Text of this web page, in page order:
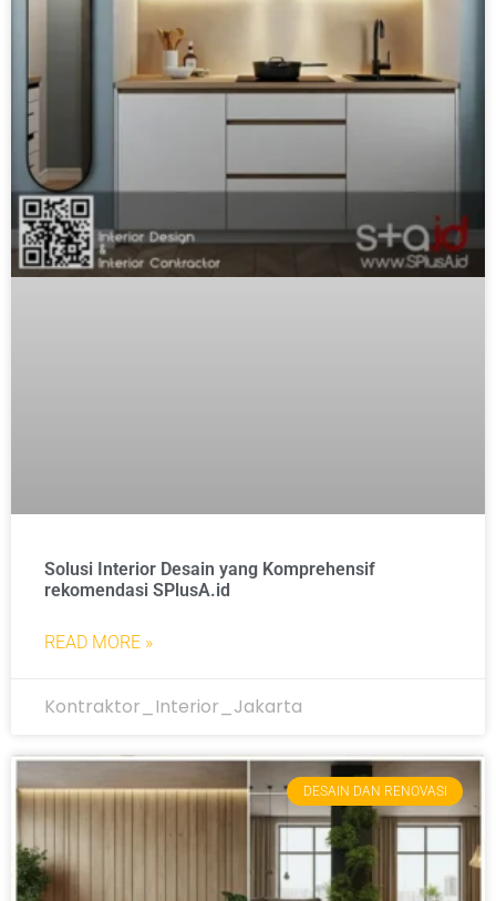
Solusi Interior Desain yang Komprehensif
rekomendasi SPlusA.id
READ MORE »
Kontraktor_Interior_Jakarta
DESAIN DAN RENOVASI